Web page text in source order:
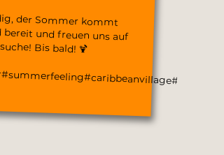
der Sommer kommt
und freuen uns auf
Bis bald! 🍹